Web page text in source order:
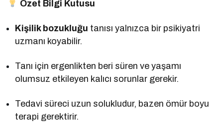
Özet Bilgi Kutusu
Kişilik bozukluğu tanısı yalnızca bir psikiyatri
uzmanı koyabilir.
Tanı için ergenlikten beri süren ve yaşamı
olumsuz etkileyen kalıcı sorunlar gerekir.
Tedavi süreci uzun solukludur, bazen ömür boyu
terapi gerektirir.